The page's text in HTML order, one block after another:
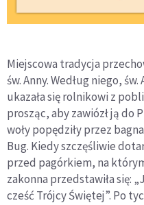
Miejscowa tradycja
św. Anny. Według niego,
ukazała się rolnikowi z
prosząc, aby zawiózł ją do
woły popędziły przez
Bug. Kiedy szczęśliwie
przed pagórkiem, na
zakonna przedstawiła się:
cześć Trójcy Świętej”. Po